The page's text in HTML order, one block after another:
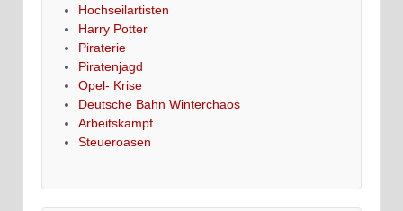
Hochseilartisten
Harry Potter
Piraterie
Piratenjagd
Opel- Krise
Deutsche Bahn Winterchaos
Arbeitskampf
Steueroasen